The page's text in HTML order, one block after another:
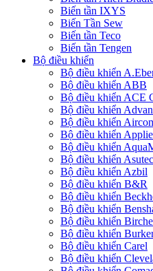
Biến tần IXYS
Biến Tần Sew
Biến tần Teco
Biến tần Tengen
Bộ điều khiển
Bộ điều khiển
Bộ điều khiển ABB
Bộ điều khiển ACE
Bộ điều khiển
Bộ điều khiển
Bộ điều khiển
Bộ điều khiển
Bộ điều khiển Asutec
Bộ điều khiển Azbil
Bộ điều khiển B&R
Bộ điều khiển
Bộ điều khiển
Bộ điều khiển
Bộ điều khiển
Bộ điều khiển Carel
Bộ điều khiển